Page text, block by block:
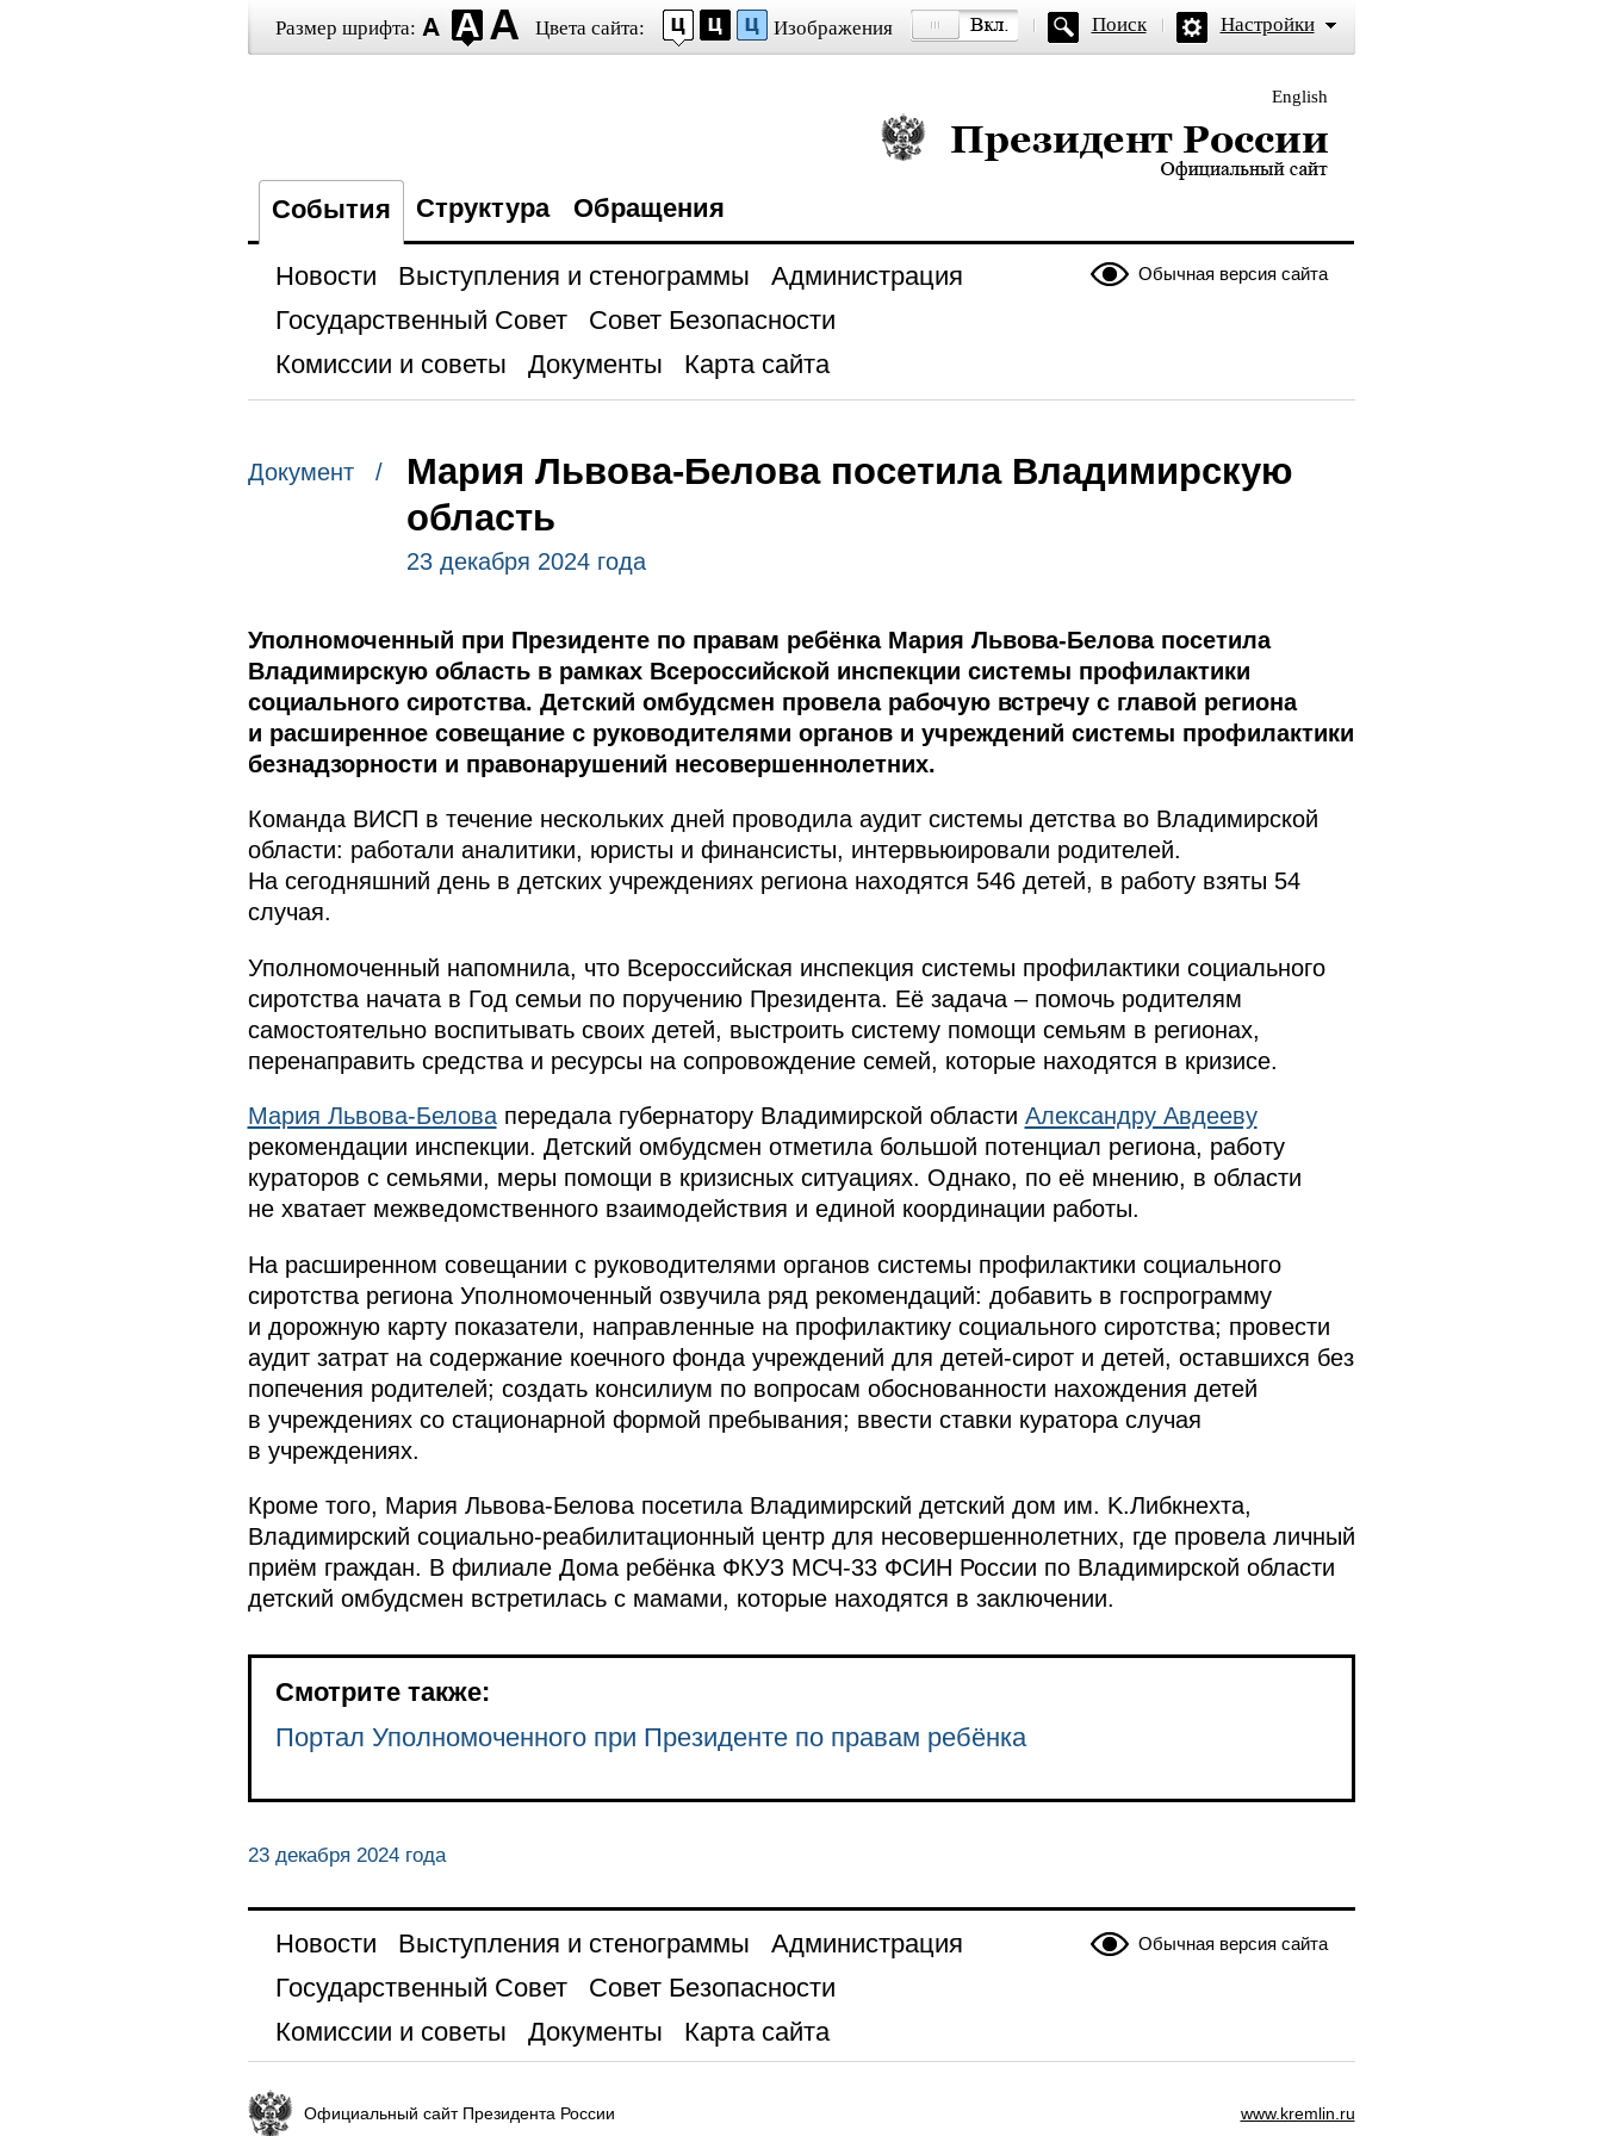
Размер шрифта: Цвета сайта: Изображения Поиск Настройки
English
Президент России — официальный сайт
События Структура Обращения
Обычная версия сайта
Новости Выступления и стенограммы
Администрация
Государственный Совет
Совет Безопасности
Комиссии и советы
Документы Карта сайта
Документ /
Мария Львова-Белова посетила Владимирскую
область
23 декабря 2024 года
Уполномоченный при Президенте по правам ребёнка Мария Львова-Белова посетила
Владимирскую область в рамках Всероссийской инспекции системы профилактики
социального сиротства. Детский омбудсмен провела рабочую встречу с главой региона
и расширенное совещание с руководителями органов и учреждений системы профилактики
безнадзорности и правонарушений несовершеннолетних.
Команда ВИСП в течение нескольких дней проводила аудит системы детства во Владимирской
области: работали аналитики, юристы и финансисты, интервьюировали родителей.
На сегодняшний день в детских учреждениях региона находятся 546 детей, в работу взяты 54
случая.
Уполномоченный напомнила, что Всероссийская инспекция системы профилактики социального
сиротства начата в Год семьи по поручению Президента. Её задача – помочь родителям
самостоятельно воспитывать своих детей, выстроить систему помощи семьям в регионах,
перенаправить средства и ресурсы на сопровождение семей, которые находятся в кризисе.
Мария Львова-Беловапередала губернатору Владимирской области Александру Авдееву
рекомендации инспекции. Детский омбудсмен отметила большой потенциал региона, работу
кураторов с семьями, меры помощи в кризисных ситуациях. Однако, по её мнению, в области
не хватает межведомственного взаимодействия и единой координации работы.
На расширенном совещании с руководителями органов системы профилактики социального
сиротства региона Уполномоченный озвучила ряд рекомендаций: добавить в госпрограмму
и дорожную карту показатели, направленные на профилактику социального сиротства; провести
аудит затрат на содержание коечного фонда учреждений для детей-сирот и детей, оставшихся без
попечения родителей; создать консилиум по вопросам обоснованности нахождения детей
в учреждениях со стационарной формой пребывания; ввести ставки куратора случая
в учреждениях.
Кроме того, Мария Львова-Белова посетила Владимирский детский дом им. K.Либкнехта,
Владимирский социально-реабилитационный центр для несовершеннолетних, где провела личный
приём граждан. В филиале Дома ребёнка ФКУЗ МСЧ-33 ФСИН России по Владимирской области
детский омбудсмен встретилась с мамами, которые находятся в заключении.
Смотрите также:
Портал Уполномоченного при Президенте по правам ребёнка
23 декабря 2024 года
Обычная версия сайта
Новости Выступления и стенограммы
Администрация
Государственный Совет
Совет Безопасности
Комиссии и советы
Документы Карта сайта
Официальный сайт Президента России www.kremlin.ru